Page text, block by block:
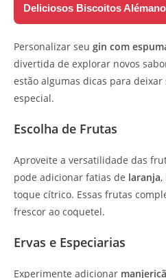
Deliciosos Biscoitos
Personalizar seu gin com
divertida de explorar novos
estão algumas dicas para
especial.
Escolha de Frutas
Aproveite a versatilidade das
pode adicionar fatias de laranja,
toque cítrico. Essas frutas
frescor ao coquetel.
Ervas e Especiarias
Experimente adicionar